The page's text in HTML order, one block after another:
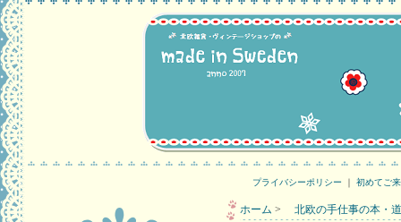
プライバシーポリシー ｜ 初めてご
ホーム > 北欧の手仕事の本・